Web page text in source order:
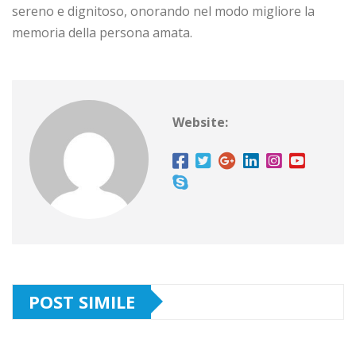
sereno e dignitoso, onorando nel modo migliore la
memoria della persona amata.
Website:
POST SIMILE